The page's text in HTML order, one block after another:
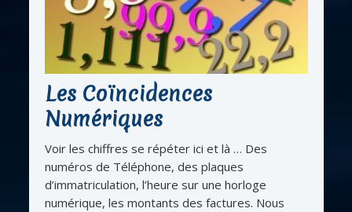
Les Coïncidences
Numériques
Voir les chiffres se répéter ici et là … Des
numéros de Téléphone, des plaques
d’immatriculation, l’heure sur une horloge
numérique, les montants des factures. Nous